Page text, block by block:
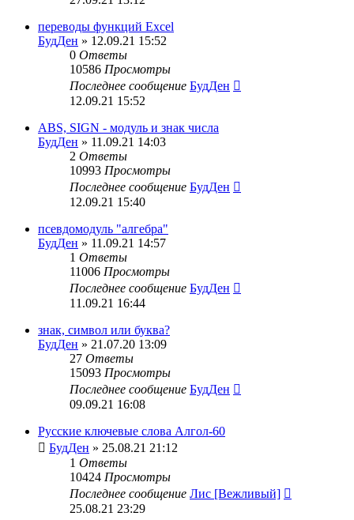
переводы функций Excel
БудДен » 12.09.21 15:52
0 Ответы
10586 Просмотры
Последнее сообщение БудДен
12.09.21 15:52
ABS, SIGN - модуль и знак числа
БудДен » 11.09.21 14:03
2 Ответы
10993 Просмотры
Последнее сообщение БудДен
12.09.21 15:40
псевдомодуль "алгебра"
БудДен » 11.09.21 14:57
1 Ответы
11006 Просмотры
Последнее сообщение БудДен
11.09.21 16:44
знак, символ или буква?
БудДен » 21.07.20 13:09
27 Ответы
15093 Просмотры
Последнее сообщение БудДен
09.09.21 16:08
Русские ключевые слова Алгол-60
БудДен » 25.08.21 21:12
1 Ответы
10424 Просмотры
Последнее сообщение Лис [Вежливый]
25.08.21 23:29